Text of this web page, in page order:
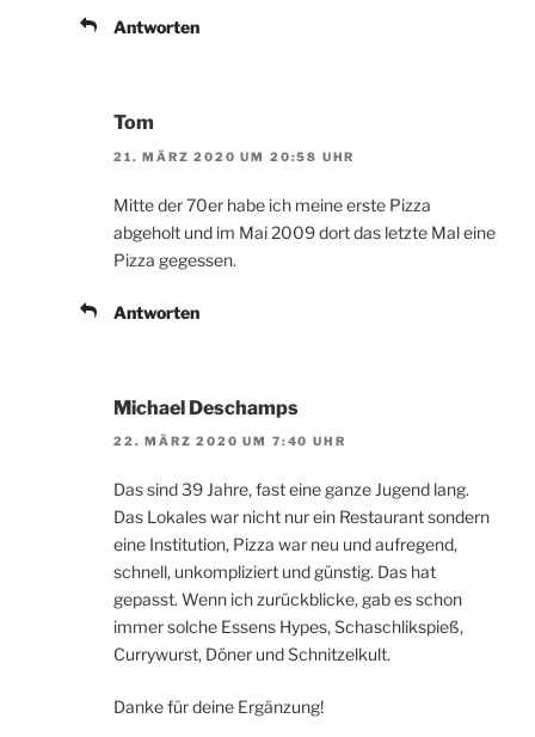
Antworten
Tom
21. MÄRZ 2020 UM 20:58 UHR
Mitte der 70er habe ich meine erste Pizza
abgeholt und im Mai 2009 dort das letzte Mal eine
Pizza gegessen.
Antworten
Michael Deschamps
22. MÄRZ 2020 UM 7:40 UHR
Das sind 39 Jahre, fast eine ganze Jugend lang.
Das Lokales war nicht nur ein Restaurant sondern
eine Institution, Pizza war neu und aufregend,
schnell, unkompliziert und günstig. Das hat
gepasst. Wenn ich zurückblicke, gab es schon
immer solche Essens Hypes, Schaschlikspieß,
Currywurst, Döner und Schnitzelkult.
Danke für deine Ergänzung!